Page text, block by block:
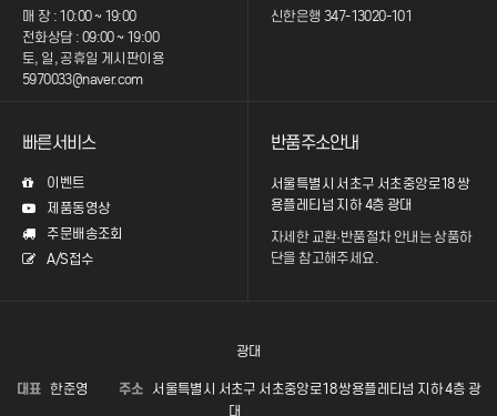
매 장 : 10:00 ~ 19:00
전화상담 : 09:00 ~ 19:00
토, 일, 공휴일 게시판이용
5970033@naver.com
신한은행 347-13020-101
빠른서비스
이벤트
제품동영상
주문배송조회
A/S접수
반품주소안내
서울특별시 서초구 서초중앙로18 쌍
용플레티넘 지하 4층 광대
자세한 교환·반품절차 안내는상품하
단을 참고해주세요.
광대
대표 한준영 주소 서울특별시 서초구 서초중앙로18 쌍용플레티넘 지하 4층 광
대